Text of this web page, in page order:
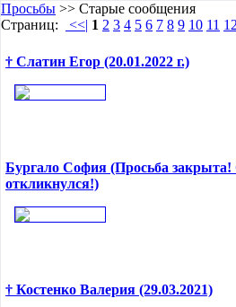
Просьбы >> Старые сообщения
Страниц:
<<| 1 2 3 4 5 6 7 8 9 10 11 12
† Слатин Егор (20.01.2022 г.)
Бургало София (Просьба закрыта!
откликнулся!)
† Костенко Валерия (29.03.2021)